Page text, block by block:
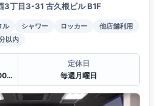
3丁目3-31 古久根ビル B1F
ル シャワー ロッカー
他店舗利用
以内
平日 11:00〜22:00 土曜 10:00〜20:00 日・祝 10:00〜18:00
定休日
毎週月曜日